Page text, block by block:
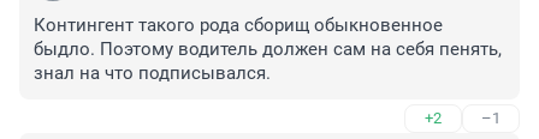
Контингент такого рода сборищ обыкновенное
быдло. Поэтому водитель должен сам на себя пенять,
знал на что подписывался.
+2 –1